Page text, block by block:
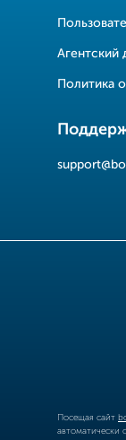
Агентский
Политика
Посещая сайт
автоматически